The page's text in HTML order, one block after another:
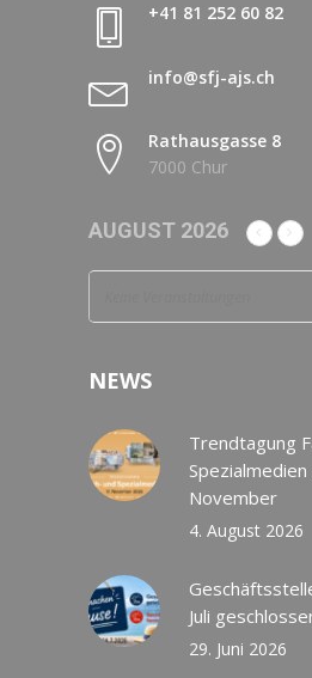
+41 81 252 60 82
info@sfj-ajs.ch
Rathausgasse 8
7000 Chur
AUGUST 2026
NEWS
Trendtagung
Spezialmedien
November
4. August 2026
Juli
29. Juni 2026